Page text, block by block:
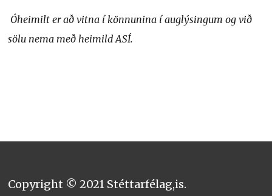
Óheimilt er að vitna í könnunina í auglýsingum og við
sölu nema með heimild ASÍ.
Copyright © 2021 Stéttarfélag,is.